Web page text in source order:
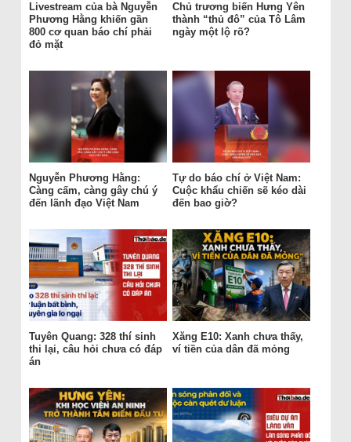
Livestream của bà Nguyễn
Phương Hằng khiến gần
800 cơ quan báo chí phải
đỏ mặt
Chủ trương biến Hưng Yên
thành “thủ đô” của Tô Lâm
ngày một lộ rõ?
Nguyễn Phương Hằng:
Càng cấm, càng gây chú ý
đến lãnh đạo Việt Nam
Tự do báo chí ở Việt Nam:
Cuộc khẩu chiến sẽ kéo dài
đến bao giờ?
Tuyên Quang: 328 thí sinh
thi lại, câu hỏi chưa có đáp
án
Xăng E10: Xanh chưa thấy,
ví tiền của dân đã mỏng